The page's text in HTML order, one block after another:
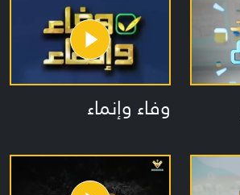
وفاء وإنماء